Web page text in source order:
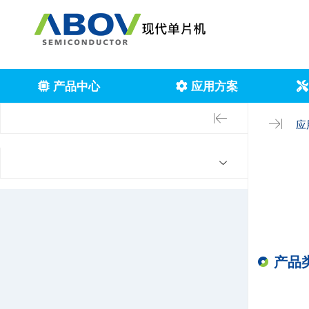
产品中心 应用方案
产品